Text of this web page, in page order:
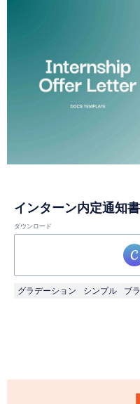
インターン内定通知
ダウンロード
グラデーション シンプル ブ